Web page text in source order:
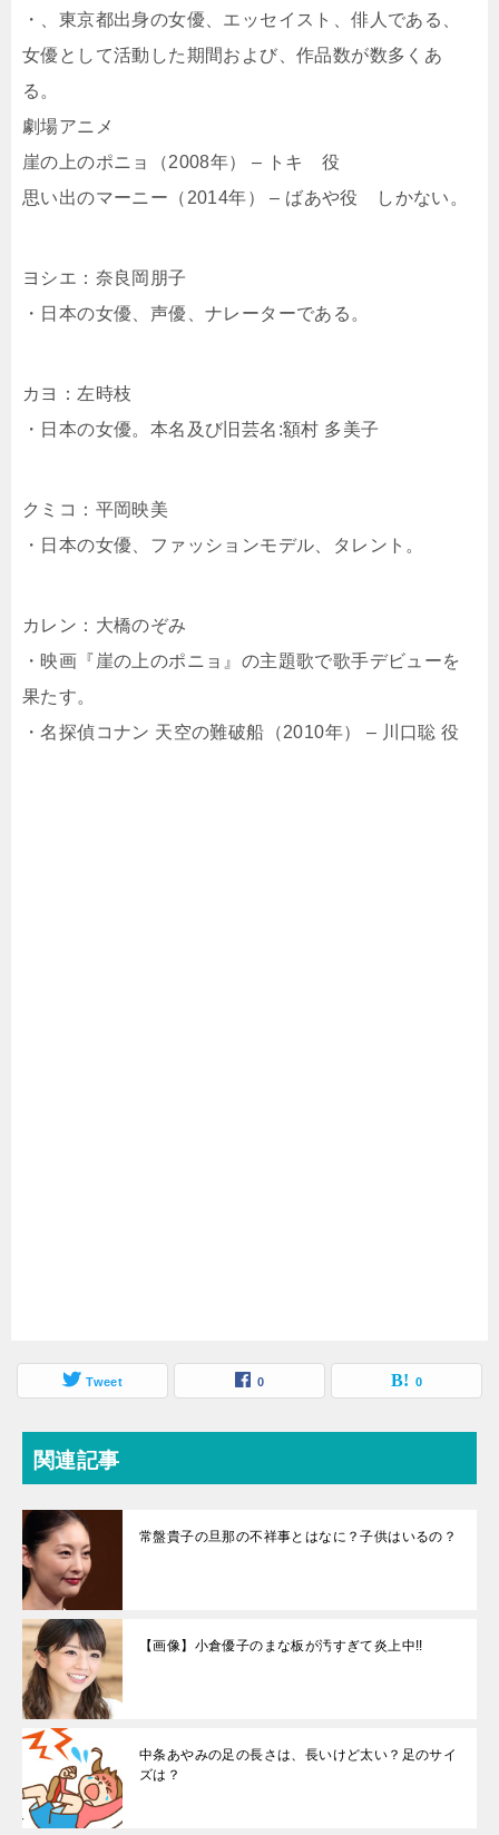
・、東京都出身の女優、エッセイスト、俳人である、
女優として活動した期間および、作品数が数多くあ
る。
劇場アニメ
崖の上のポニョ（2008年） – トキ 役
思い出のマーニー（2014年） – ばあや役 しかない。
ヨシエ：奈良岡朋子
・日本の女優、声優、ナレーターである。
カヨ：左時枝
・日本の女優。本名及び旧芸名:額村 多美子
クミコ：平岡映美
・日本の女優、ファッションモデル、タレント。
カレン：大橋のぞみ
・映画『崖の上のポニョ』の主題歌で歌手デビューを
果たす。
・名探偵コナン 天空の難破船（2010年） – 川口聡 役
Tweet 0 0
関連記事
常盤貴子の旦那の不祥事とはなに？子供はいるの？
【画像】小倉優子のまな板が汚すぎて炎上中!!
中条あやみの足の長さは、長いけど太い？足のサイ
ズは？